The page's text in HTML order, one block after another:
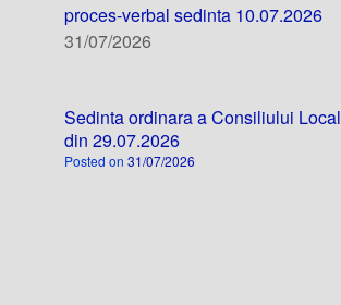
proces-verbal sedinta 10.07.2026
31/07/2026
Sedinta ordinara a Consiliului Local
din 29.07.2026
Posted on31/07/2026